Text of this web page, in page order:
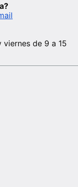
viernes de 9 a 15